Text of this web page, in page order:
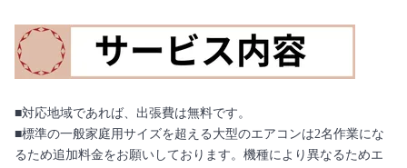
■対応地域であれば、出張費は無料です。
■標準の一般家庭用サイズを超える大型のエアコンは2名作業にな
るため追加料金をお願いしております。機種により異なるためエ